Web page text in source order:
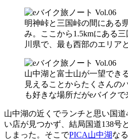
明神峠と三国峠の間にある
み。ここから1.5kmにある
川県で、最も西部のエリア
山中湖と富士山が一望でき
見えることからたくさんの
も好きな場所だがeバイク
山中湖の近くでランチと思い国
い店が見つかず、結局国道138号
しまった。そこでPICA山中湖な